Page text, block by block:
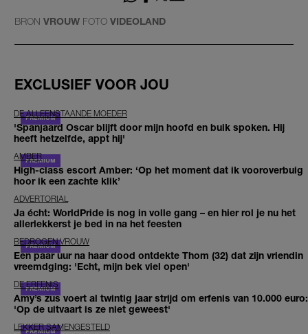
BRON VROUW FOTO VIDEOLAND
EXCLUSIEF VOOR JOU
DE ALLEENSTAANDE MOEDER
'Spanjaard Oscar blijft door mijn hoofd en buik spoken. Hij
heeft hetzelfde, appt hij'
AMBER
High-class escort Amber: ‘Op het moment dat ik vooroverbuig
hoor ik een zachte klik’
ADVERTORIAL
Ja écht: WorldPride is nog in volle gang – en hier rol je nu het
allerlekkerst je bed in na het feesten
BEDROGEN VROUW
Een paar uur na haar dood ontdekte Thom (32) dat zijn vriendin
vreemdging: 'Echt, mijn bek viel open'
DE ERFENIS
Amy’s zus voert al twintig jaar strijd om erfenis van 10.000 euro:
'Op de uitvaart is ze niet geweest'
LEKKER SAMENGESTELD